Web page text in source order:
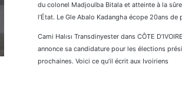
du colonel Madjoulba Bitala et atteinte à la
l’État. Le Gle Abalo Kadangha écope 20ans de
Cami Halısı Transdinyester dans CÔTE
annonce sa candidature pour les élections
prochaines. Voici ce qu’il écrit aux Ivoiriens